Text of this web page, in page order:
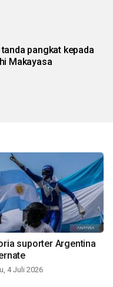
pangkat kepada
Makayasa
suporter Argentina
4 Juli 2026